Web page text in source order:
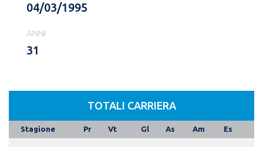
04/03/1995
ANNI
31
TOTALI CARRIERA
Stagione Pr Vt Gl As Am Es